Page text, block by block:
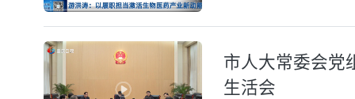
市人大常委会党
生活会